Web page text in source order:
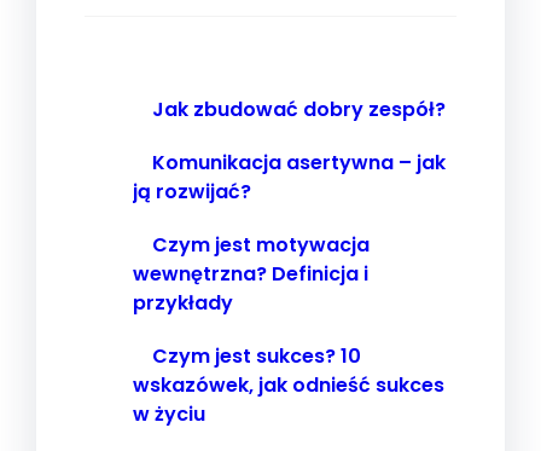
Jak zbudować dobry zespół?
Komunikacja asertywna – jak
ją rozwijać?
Czym jest motywacja
wewnętrzna? Definicja i
przykłady
Czym jest sukces? 10
wskazówek, jak odnieść sukces
w życiu